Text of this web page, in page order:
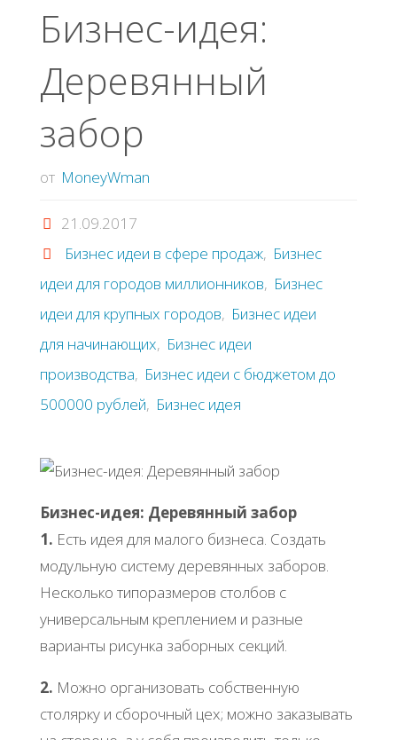
Бизнес-идея:
Деревянный
забор
от MoneyWman
21.09.2017
Бизнес идеи в сфере продаж, Бизнес
идеи для городов миллионников, Бизнес
идеи для крупных городов, Бизнес идеи
для начинающих, Бизнес идеи
производства, Бизнес идеи с бюджетом до
500000 рублей, Бизнес идея
Бизнес-идея: Деревянный забор
1. Есть идея для малого бизнеса. Создать
модульную систему деревянных заборов.
Несколько типоразмеров столбов с
универсальным креплением и разные
варианты рисунка заборных секций.
2. Можно организовать собственную
столярку и сборочный цех; можно заказывать